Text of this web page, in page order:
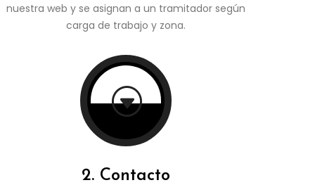
nuestra web y se asignan a un tramitador según
carga de trabajo y zona.
G
2. Contacto